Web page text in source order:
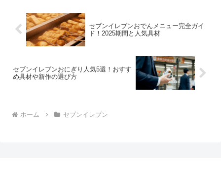
セブンイレブンおでんメニュー完全ガイ
ド！2025期間と人気具材
セブンイレブンおにぎり人気5選！おすす
め具材や新作の選び方
ホーム セブンイレブン